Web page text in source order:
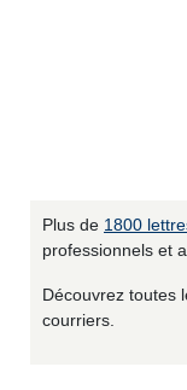
Plus de 1800
professionnels et
Découvrez toutes
courriers.